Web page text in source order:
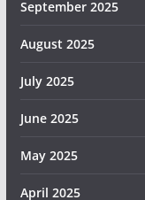
September 2025
August 2025
July 2025
June 2025
May 2025
April 2025